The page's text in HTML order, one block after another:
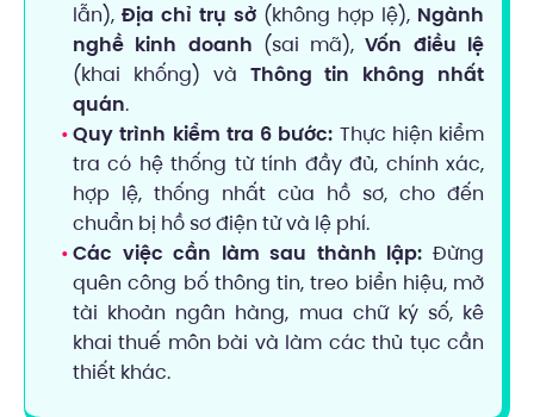
lẫn), Địa chỉ trụ sở (không hợp lệ), Ngành
nghề kinh doanh (sai mã),Vốn điều lệ
(khai khống) và Thông tin không nhất
quán.
Quy trình kiểm tra 6 bước: Thực hiện kiểm
tra có hệ thống từ tính đầy đủ, chính xác,
hợp lệ, thống nhất của hồ sơ, cho đến
chuẩn bị hồ sơ điện tử và lệ phí.
Các việc cần làm sau thành lập: Đừng
quên công bố thông tin, treo biển hiệu, mở
tài khoản ngân hàng, mua chữ ký số, kê
khai thuế môn bài và làm các thủ tục cần
thiết khác.